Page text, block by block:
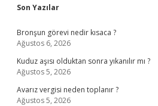
Sidebar
Son Yazılar
Bronşun görevi nedir kısaca ?
Ağustos 6, 2026
Kuduz aşısı olduktan sonra yıkanılır mı ?
Ağustos 5, 2026
Avarız vergisi neden toplanır ?
Ağustos 5, 2026